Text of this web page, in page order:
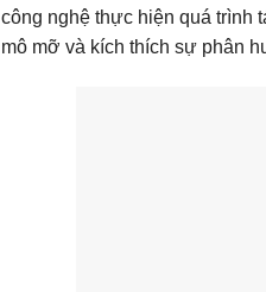
công nghệ thực hiện quá trình
mô mỡ và kích thích sự phân